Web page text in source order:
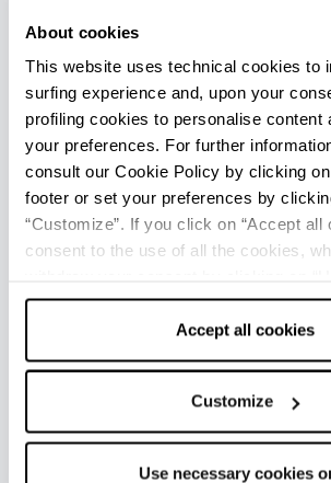
About cookies
This website uses technical cookies to
surfing experience and, upon your
profiling cookies to personalise content
your preferences. For further
consult our Cookie Policy by clicking
footer or set your preferences by
“Customize”. If you click on “Accept all
consent to the use of all the cookies,
cookies only” and only the technical
correct functioning of the website will be
Accept all cookies
Customize
Use necessary cookies
GRAND HOTEL TERME
FRATTA
RICCIONE TERME